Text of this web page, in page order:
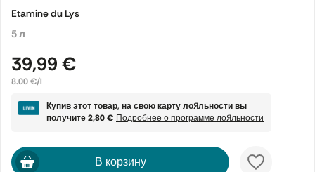
Etamine du Lys
5 л
39,99 €
8.00 €/l
Купив этот товар, на свою карту лояльности вы
получите2,80 € Подробнее о программе лояльности
В корзину